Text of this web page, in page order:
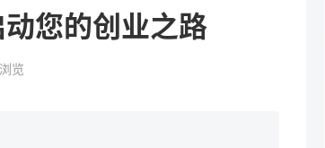
您的创业之路
览